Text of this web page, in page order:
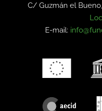
C/ Guzmán el
E-mail: